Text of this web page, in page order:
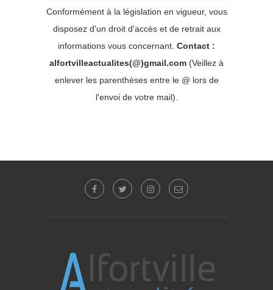
Conformément à la législation en vigueur, vous
disposez d'un droit d'accès et de retrait aux
informations vous concernant. Contact :
alfortvilleactualites(@)gmail.com (Veillez à
enlever les parenthèses entre le @ lors de
l'envoi de votre mail).